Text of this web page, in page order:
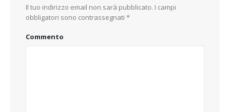
Il tuo indirizzo email non sarà pubblicato. I campi
obbligatori sono contrassegnati *
Commento